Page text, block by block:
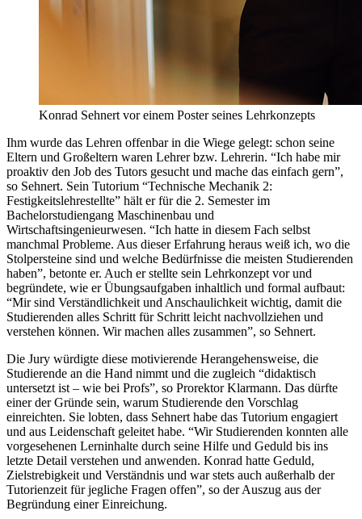
Konrad Sehnert vor einem Poster seines Lehrkonzepts
Ihm wurde das Lehren offenbar in die Wiege gelegt: schon seine
Eltern und Großeltern waren Lehrer bzw. Lehrerin. “Ich habe mir
proaktiv den Job des Tutors gesucht und mache das einfach gern”,
so Sehnert. Sein Tutorium “Technische Mechanik 2:
Festigkeitslehrestellte” hält er für die 2. Semester im
Bachelorstudiengang Maschinenbau und
Wirtschaftsingenieurwesen. “Ich hatte in diesem Fach selbst
manchmal Probleme. Aus dieser Erfahrung heraus weiß ich, wo die
Stolpersteine sind und welche Bedürfnisse die meisten Studierenden
haben”, betonte er. Auch er stellte sein Lehrkonzept vor und
begründete, wie er Übungsaufgaben inhaltlich und formal aufbaut:
“Mir sind Verständlichkeit und Anschaulichkeit wichtig, damit die
Studierenden alles Schritt für Schritt leicht nachvollziehen und
verstehen können. Wir machen alles zusammen”, so Sehnert.
Die Jury würdigte diese motivierende Herangehensweise, die
Studierende an die Hand nimmt und die zugleich “didaktisch
untersetzt ist – wie bei Profs”, so Prorektor Klarmann. Das dürfte
einer der Gründe sein, warum Studierende den Vorschlag
einreichten. Sie lobten, dass Sehnert habe das Tutorium engagiert
und aus Leidenschaft geleitet habe. “Wir Studierenden konnten alle
vorgesehenen Lerninhalte durch seine Hilfe und Geduld bis ins
letzte Detail verstehen und anwenden. Konrad hatte Geduld,
Zielstrebigkeit und Verständnis und war stets auch außerhalb der
Tutorienzeit für jegliche Fragen offen”, so der Auszug aus der
Begründung einer Einreichung.